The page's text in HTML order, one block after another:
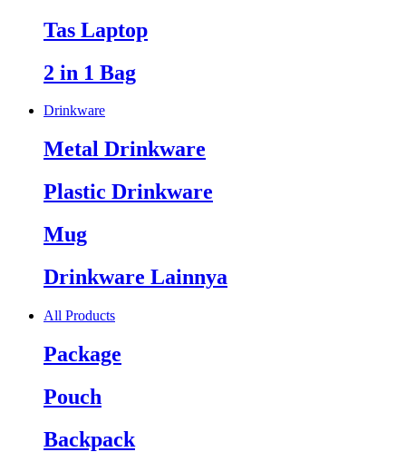
Tas Laptop
2 in 1 Bag
Drinkware
Metal Drinkware
Plastic Drinkware
Mug
Drinkware Lainnya
All Products
Package
Pouch
Backpack